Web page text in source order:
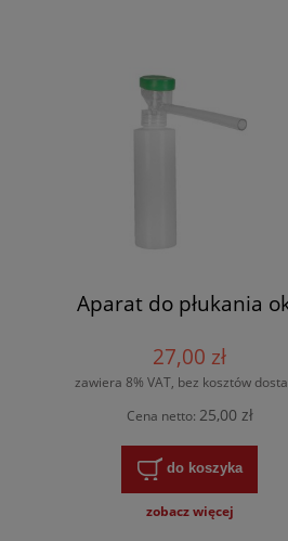
Aparat do płukania
27,00 zł
zawiera 8% VAT, bez kosztów
Cena netto: 25,00 zł
do koszyka
zobacz więcej